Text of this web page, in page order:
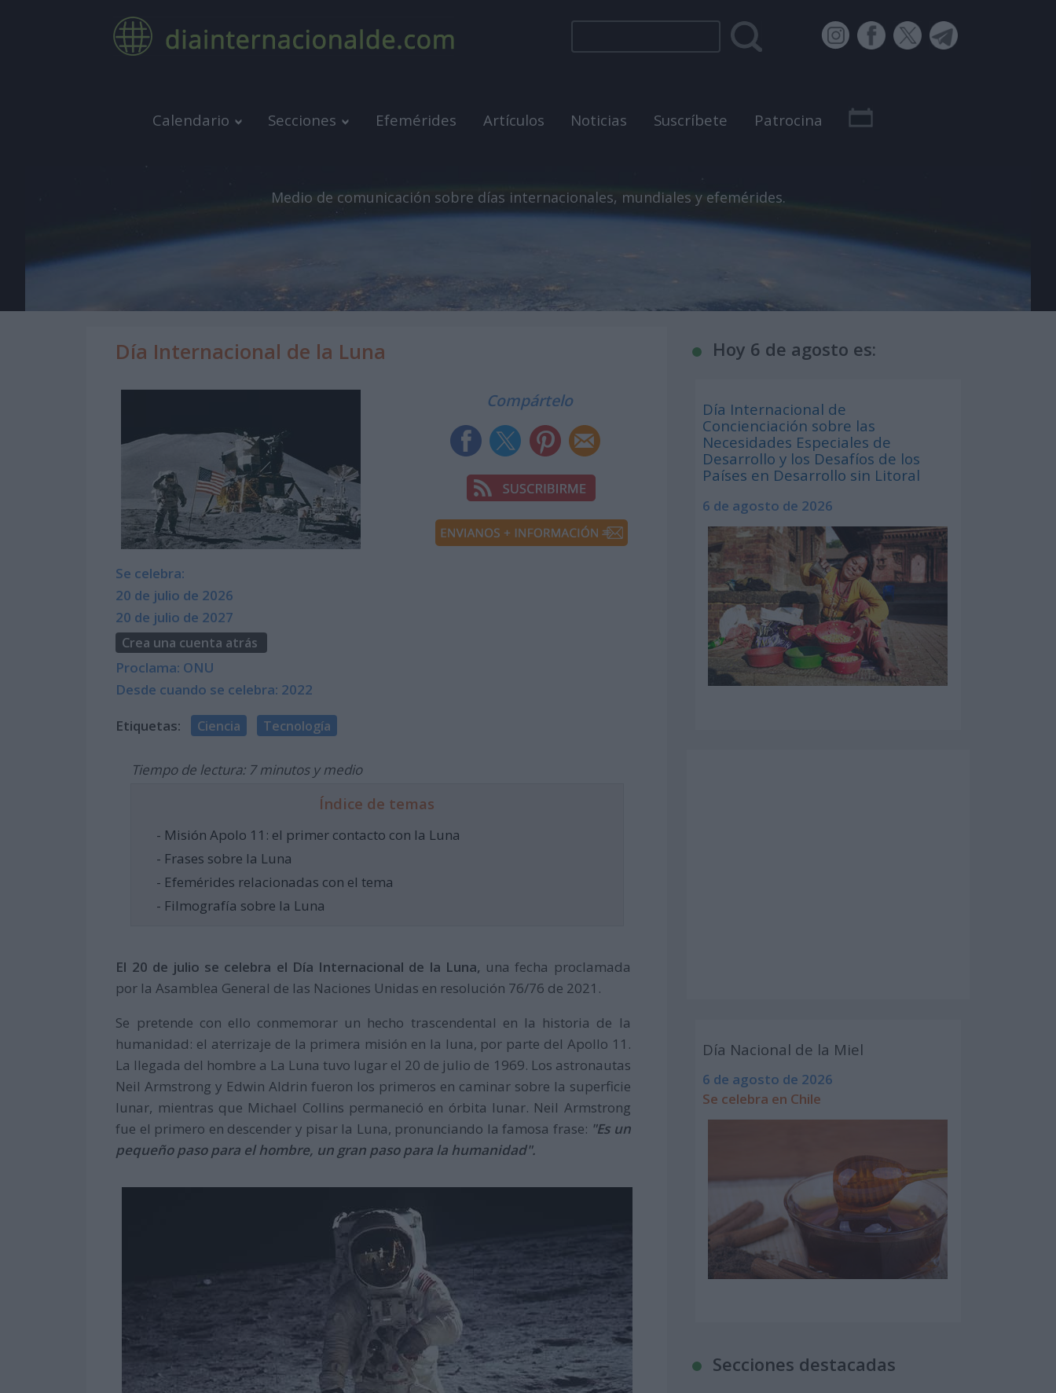
Calendario Secciones Efemérides Artículos Noticias Suscríbete Patrocina
Medio de comunicación sobre días internacionales, mundiales y efemérides.
Día Internacional de la Luna
Compártelo
Se celebra:
20 de julio de 2026
20 de julio de 2027
Crea una cuenta atrás
Proclama: ONU
Desde cuando se celebra: 2022
Etiquetas: Ciencia Tecnología
Tiempo de lectura: 7 minutos y medio
Índice de temas
- Misión Apolo 11: el primer contacto con la Luna
- Frases sobre la Luna
- Efemérides relacionadas con el tema
- Filmografía sobre la Luna
El 20 de julio se celebra el Día Internacional de la Luna, una fecha proclamada
por la Asamblea General de las Naciones Unidas en resolución 76/76 de 2021.
Se pretende con ello conmemorar un hecho trascendental en la historia de la
humanidad: el aterrizaje de la primera misión en la luna, por parte del Apollo 11.
La llegada del hombre a La Luna tuvo lugar el 20 de julio de 1969. Los astronautas
Neil Armstrong y Edwin Aldrin fueron los primeros en caminar sobre la superficie
lunar, mientras que Michael Collins permaneció en órbita lunar. Neil Armstrong
fue el primero en descender y pisar la Luna, pronunciando la famosa frase: "Es un
pequeño paso para el hombre, un gran paso para la humanidad".
Hoy 6 de agosto es:
Día Internacional de
Concienciación sobre las
Necesidades Especiales de
Desarrollo y los Desafíos de los
Países en Desarrollo sin Litoral
6 de agosto de 2026
Día Nacional de la Miel
6 de agosto de 2026
Se celebra en Chile
Secciones destacadas